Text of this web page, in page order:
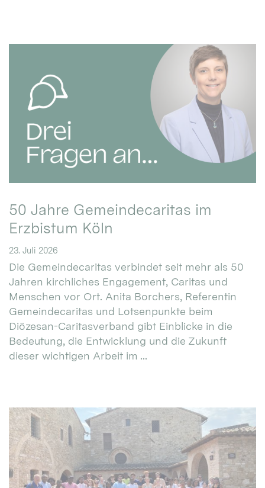
50 Jahre Gemeindecaritas im
Erzbistum Köln
23. Juli 2026
Die Gemeindecaritas verbindet seit mehr als 50
Jahren kirchliches Engagement, Caritas und
Menschen vor Ort. Anita Borchers, Referentin
Gemeindecaritas und Lotsenpunkte beim
Diözesan-Caritasverband gibt Einblicke in die
Bedeutung, die Entwicklung und die Zukunft
dieser wichtigen Arbeit im ...